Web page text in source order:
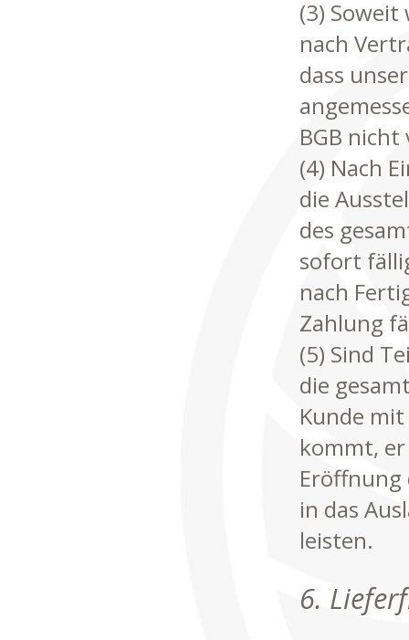
(3)
nach
dass
BGB
(4) Nach
die
des
sofort
nach
Zahlung
(5) Sind
die
Kunde
kommt,
Eröffnung
in das
leisten.
6.